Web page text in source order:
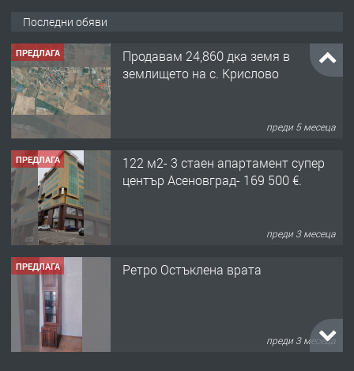
Последни обяви
ПРЕДЛАГА
Продавам 24,860 дка земя в
землището на с. Крислово
преди 5 месеца
ПРЕДЛАГА
122 м2- 3 стаен апартамент супер
център Асеновград- 169 500 €.
преди 3 месеца
ПРЕДЛАГА Ретро Остъклена врата
преди 3 месеца